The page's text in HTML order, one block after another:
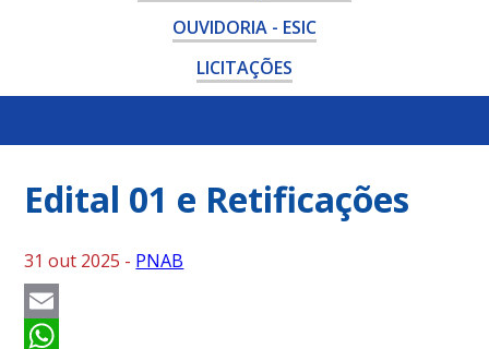
OUVIDORIA - ESIC
LICITAÇÕES
Edital 01 e Retificações
31 out 2025 - PNAB
Email